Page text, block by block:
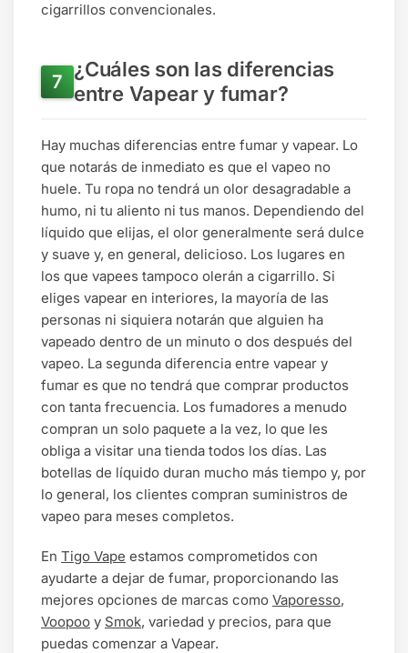
cigarrillos convencionales.
¿Cuáles son las diferencias
entre Vapear y fumar?
Hay muchas diferencias entre fumar y vapear. Lo
que notarás de inmediato es que el vapeo no
huele. Tu ropa no tendrá un olor desagradable a
humo, ni tu aliento ni tus manos. Dependiendo del
líquido que elijas, el olor generalmente será dulce
y suave y, en general, delicioso. Los lugares en
los que vapees tampoco olerán a cigarrillo. Si
eliges vapear en interiores, la mayoría de las
personas ni siquiera notarán que alguien ha
vapeado dentro de un minuto o dos después del
vapeo. La segunda diferencia entre vapear y
fumar es que no tendrá que comprar productos
con tanta frecuencia. Los fumadores a menudo
compran un solo paquete a la vez, lo que les
obliga a visitar una tienda todos los días. Las
botellas de líquido duran mucho más tiempo y, por
lo general, los clientes compran suministros de
vapeo para meses completos.
En Tigo Vape estamos comprometidos con
ayudarte a dejar de fumar, proporcionando las
mejores opciones de marcas como Vaporesso,
Voopoo y Smok, variedad y precios, para que
puedas comenzar a Vapear.